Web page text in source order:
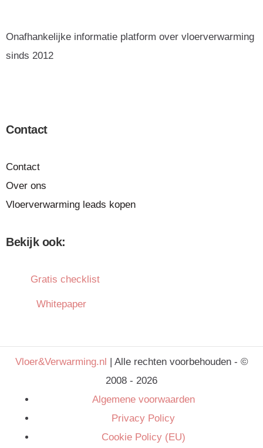
Onafhankelijke informatie platform over vloerverwarming
sinds 2012
Contact
Contact
Over ons
Vloerverwarming leads kopen
Bekijk ook:
Gratis checklist
Whitepaper
Vloer&Verwarming.nl
| Alle rechten voorbehouden - ©
2008 - 2026
Algemene voorwaarden
Privacy Policy
Cookie Policy (EU)